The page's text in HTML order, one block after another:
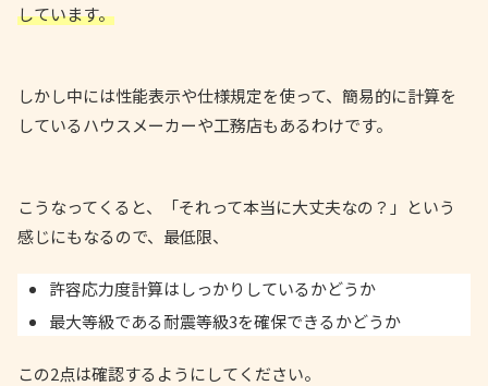
しています。
しかし中には性能表示や仕様規定を使って、簡易的に計算を
しているハウスメーカーや工務店もあるわけです。
こうなってくると、「それって本当に大丈夫なの？」という
感じにもなるので、最低限、
許容応力度計算はしっかりしているかどうか
最大等級である耐震等級3を確保できるかどうか
この2点は確認するようにしてください。